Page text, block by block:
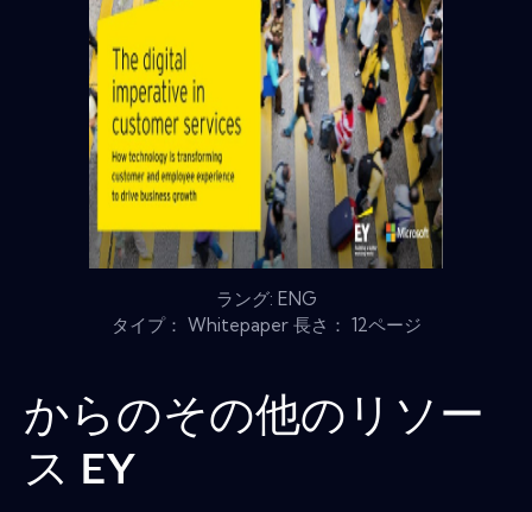
ラング: ENG
タイプ： Whitepaper 長さ： 12ページ
からのその他のリソー
ス EY